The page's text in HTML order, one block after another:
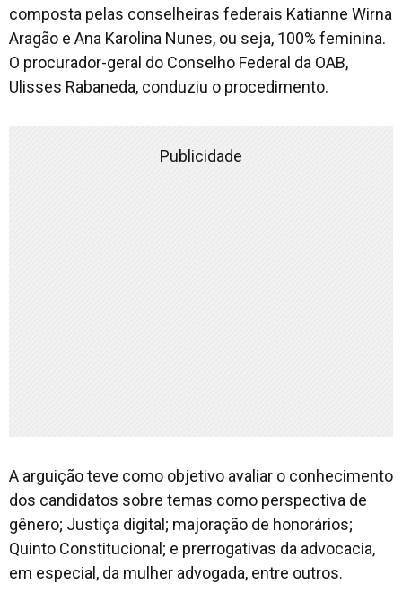
composta pelas conselheiras federais Katianne Wirna
Aragão e Ana Karolina Nunes, ou seja, 100% feminina.
O procurador-geral do Conselho Federal da OAB,
Ulisses Rabaneda, conduziu o procedimento.
Publicidade
A arguição teve como objetivo avaliar o conhecimento
dos candidatos sobre temas como perspectiva de
gênero; Justiça digital; majoração de honorários;
Quinto Constitucional; e prerrogativas da advocacia,
em especial, da mulher advogada, entre outros.